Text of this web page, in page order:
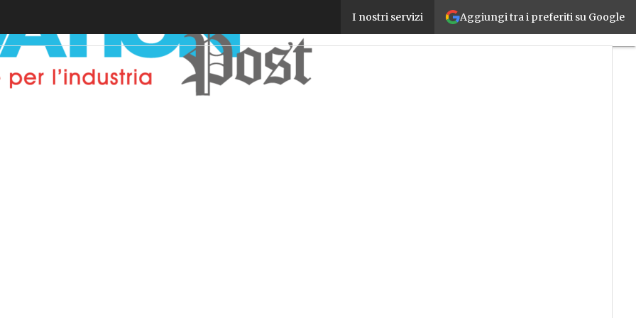
Aggiungi tra i preferiti su Google
I nostri servizi
L’Italia dell’eccellenza si presenta, ecco